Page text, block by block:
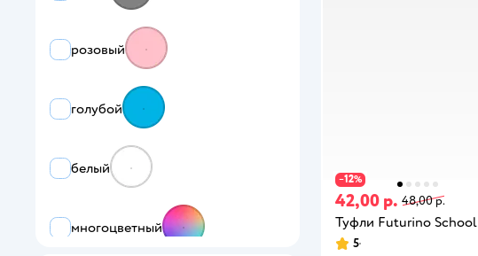
−12%
42,00 р. 48,00 р.
Туфли Futurino School
5
розовый
голубой
белый
многоцветный